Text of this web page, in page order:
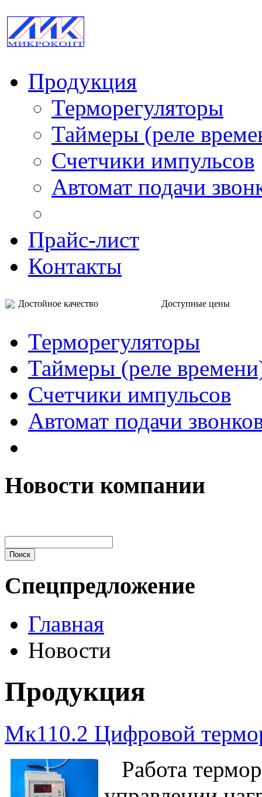
Продукция
Терморегуляторы
Таймеры (реле
Счетчики импульсов
Автомат подачи
Прайс-лист
Контакты
Достойное качество Доступные цены
Терморегуляторы
Таймеры (реле
Счетчики импульсов
Автомат подачи
Новости компании
Спецпредложение
Главная
Новости
Продукция
Мк110.2 Цифровой
Работа